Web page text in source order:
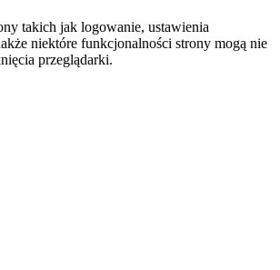
takich jak logowanie, ustawienia
niektóre funkcjonalności strony mogą nie
przeglądarki.